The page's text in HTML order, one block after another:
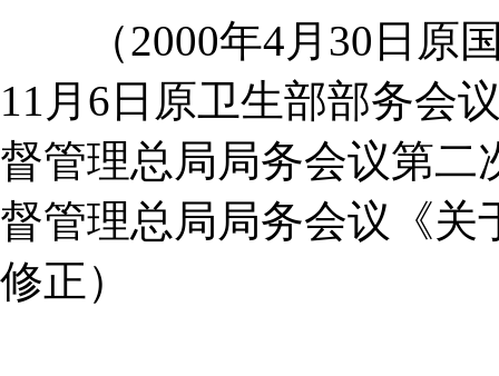
（2000年4月30日原国
11月6日原卫生部部务会
督管理总局局务会议第二
督管理总局局务会议《关
修正）